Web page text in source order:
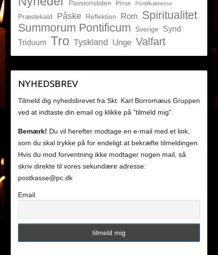
Passionstiden Pinse Pontifikalmesse
Præstekald Påske Reflektion Rom Spiritualitet
Summorum Pontificum Sverige
Synd
Triduum Tro Tyskland Unge Valfart
NYHEDSBREV
Tilmeld dig nyhedsbrevet fra Skt. Karl Borromæus Gruppen
ved at indtaste din email og klikke på "tilmeld mig".
Bemærk! Du vil herefter modtage en e-mail med et link,
som du skal trykke på for endeligt at bekræfte tilmeldingen.
Hvis du mod forventning ikke modtager nogen mail, så
skriv direkte til vores sekundære adresse:
postkasse@pc.dk
Email